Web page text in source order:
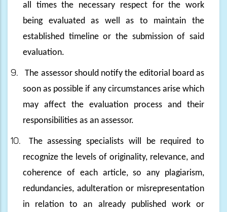
all times the necessary respect for the work
being evaluated as well as to maintain the
established timeline or the submission of said
evaluation.
9.
The assessor should notify the editorial board as
soon as possible if any circumstances arise which
may affect the evaluation process and their
responsibilities as an assessor.
10.
The assessing specialists will be required to
recognize the levels of originality, relevance, and
coherence of each article, so any plagiarism,
redundancies, adulteration or misrepresentation
in relation to an already published work or